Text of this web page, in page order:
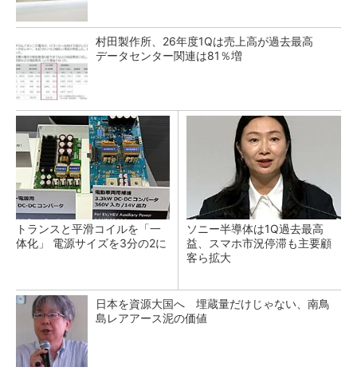
村田製作所、26年度1Qは売上高が過去最高
データセンター関連は81％増
トランスと平滑コイルを「一
体化」 電源サイズを3分の2に
ソニー半導体は1Q過去最高
益、スマホ市況停滞も主要顧
客ら拡大
日本を資源大国へ 埋蔵量だけじゃない、南鳥
島レアアース泥の価値